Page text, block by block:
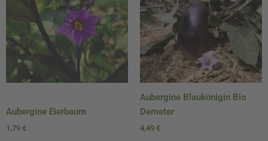
Aubergine Eierbaum
1,79 €
Aubergine Blaukönigin Bio
Demeter
4,49 €